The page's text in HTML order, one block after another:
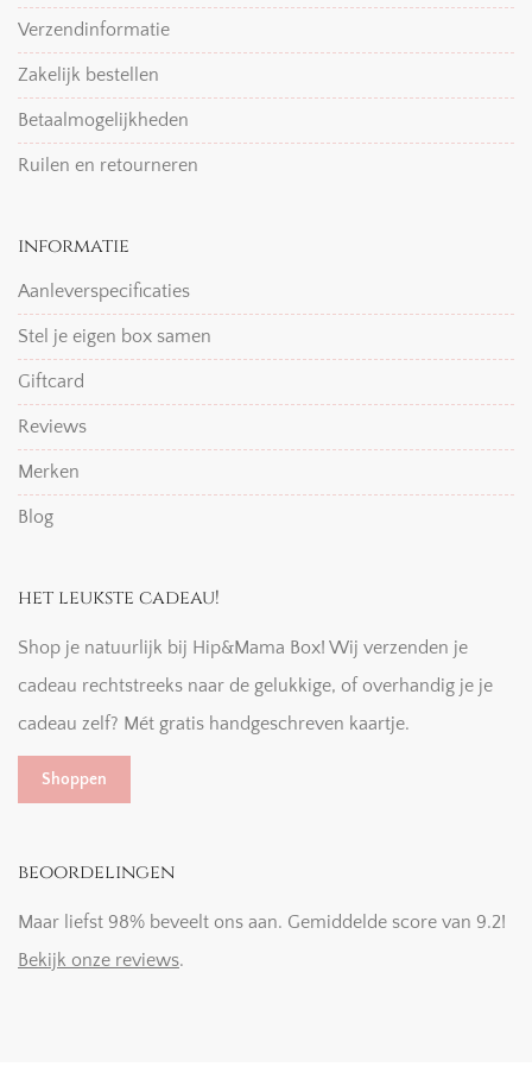
Verzendinformatie
Zakelijk bestellen
Betaalmogelijkheden
Ruilen en retourneren
informatie
Aanleverspecificaties
Stel je eigen box samen
Giftcard
Reviews
Merken
Blog
het leukste cadeau!
Shop je natuurlijk bij Hip&Mama Box! Wij verzenden je
cadeau rechtstreeks naar de gelukkige, of overhandig je je
cadeau zelf? Mét gratis handgeschreven kaartje.
Shoppen
beoordelingen
Maar liefst 98% beveelt ons aan. Gemiddelde score van 9.2!
Bekijk onze reviews.